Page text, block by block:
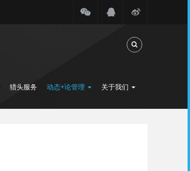
Toggle Search
猎头服务 动态+论管理 关于我们